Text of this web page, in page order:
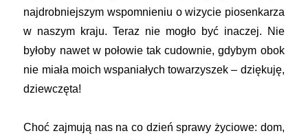
najdrobniejszym wspomnieniu o wizycie piosenkarza
w naszym kraju. Teraz nie mogło być inaczej. Nie
byłoby nawet w połowie tak cudownie, gdybym obok
nie miała moich wspaniałych towarzyszek – dziękuję,
dziewczęta!
Choć zajmują nas na co dzień sprawy życiowe: dom,